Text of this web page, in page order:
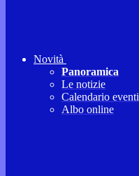
Novità
Panoramica
Le notizie
Calendario eventi
Albo online